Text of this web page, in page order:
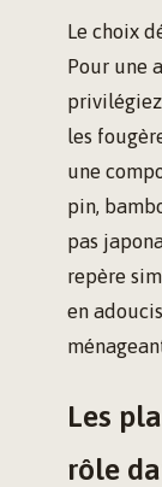
Le choix
Pour une
les
une
pin,
pas
repère
en
Les
rôle